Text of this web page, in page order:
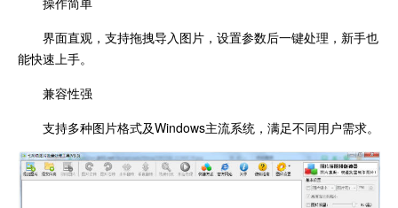
界面直观，支持拖拽导入图片，设置参数后一键处理，新手也
能快速上手。
兼容性强
支持多种图片格式及Windows主流系统，满足不同用户需求。